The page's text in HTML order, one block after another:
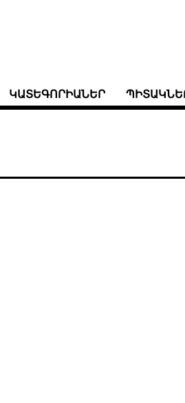
ԿԱՏԵԳՈՐԻԱՆԵՐ